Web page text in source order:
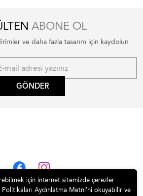
ABONE OL
ve daha fazla tasarım için kaydolun
GÖNDER
için internet sitemizde çerezler
Politikaları Aydınlatma Metni’ni okuyabilir ve